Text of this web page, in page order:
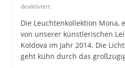
deaktiviert
Die Leuchtenkollektion Mona,
von unserer künstlerischen
Koldova im Jahr 2014. Die
geht kühn durch das